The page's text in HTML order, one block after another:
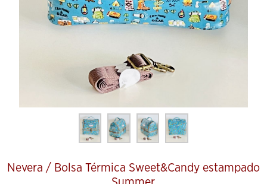
Nevera / Bolsa Térmica Sweet&Candy estampado